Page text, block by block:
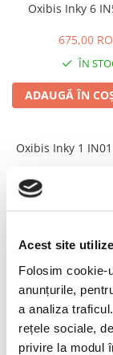
Acest site
Folosim cookie-
anunțurile,
a analiza
rețele sociale,
privire la modul
PETER AND MAY
RAY-BAN
SEEOO
STELLA
ZEAL
ZILLI
Oxibis Inky 6
675,00
ÎN
ADAUGĂ ÎN
Oxibis Inky 1
Oxibis Boogy 1
Noir
675,00